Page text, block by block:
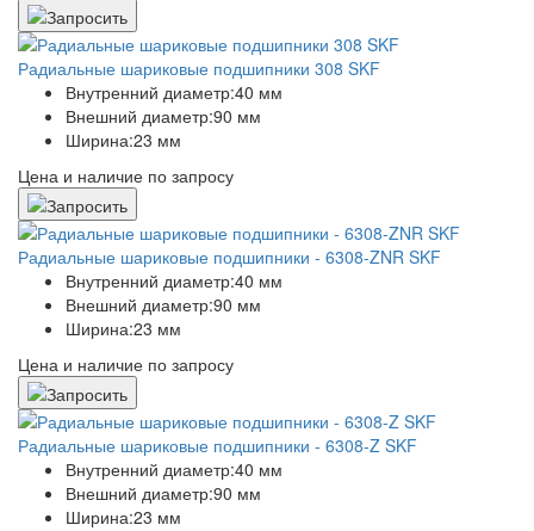
Радиальные шариковые подшипники 308 SKF
Внутренний диаметр:40 мм
Внешний диаметр:90 мм
Ширина:23 мм
Цена и наличие по запросу
Радиальные шариковые подшипники - 6308-ZNR SKF
Внутренний диаметр:40 мм
Внешний диаметр:90 мм
Ширина:23 мм
Цена и наличие по запросу
Радиальные шариковые подшипники - 6308-Z SKF
Внутренний диаметр:40 мм
Внешний диаметр:90 мм
Ширина:23 мм